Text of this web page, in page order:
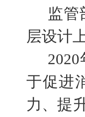
监管
层设计
2020
于促进
力、提